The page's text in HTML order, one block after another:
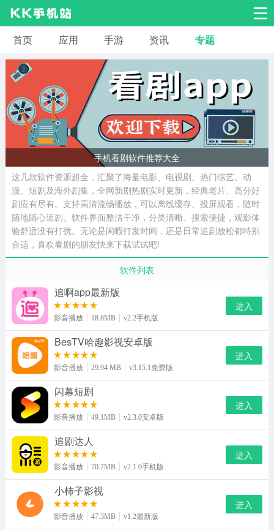
安卓应用 安卓游戏
交友聊天 影音播放
小说漫画 学习教育 效率办公
拍摄美化 生活服务 浏览下载
运动健身 地图导航 网络购物
金融理财 新闻资讯 游戏辅助
首页 应用 手游 资讯 专题
手机看剧软件推荐大全
这几款软件资源超全，汇聚了海量电影、电视剧、热门综艺、动
漫、短剧及海外剧集，全网新剧热剧实时更新，经典老片、高分好
剧应有尽有。支持高清流畅播放，可以离线缓存、投屏观看，随时
随地随心追剧。软件界面整洁干净，分类清晰、搜索便捷，观影体
验舒适没有打扰。无论是闲暇打发时间，还是日常追剧放松都特别
合适，喜欢看剧的朋友快来下载试试吧!
软件列表
追啊app最新版
影音播放 18.8MB v2.2手机版
进入
BesTV哈趣影视安卓版
影音播放 29.94 MB v3.15.1免费版
进入
闪幕短剧
影音播放 49.1MB v2.3.0安卓版
进入
追剧达人
影音播放 70.7MB v2.1.0手机版
进入
小柿子影视
影音播放 47.3MB v1.2最新版
进入